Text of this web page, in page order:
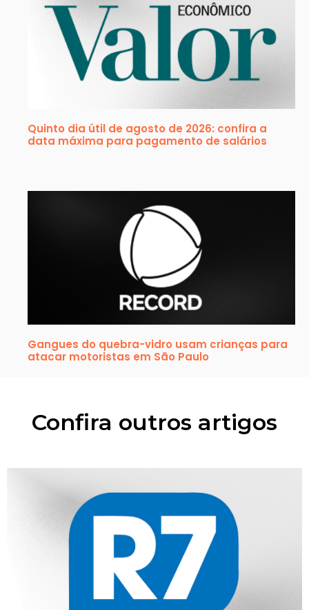
Quinto dia útil de agosto de 2026: confira a
data máxima para pagamento de salários
Gangues do quebra-vidro usam crianças para
atacar motoristas em São Paulo
Confira outros artigos